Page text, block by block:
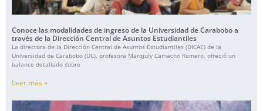
Conoce las modalidades de ingreso de la Universidad de Carabobo a
través de la Dirección Central de Asuntos Estudiantiles
La directora de la Dirección Central de Asuntos Estudiantiles (DICAE) de la
Universidad de Carabobo (UC), profesora Marqjuly Camacho Romero, ofreció un
balance detallado sobre
Leer más »